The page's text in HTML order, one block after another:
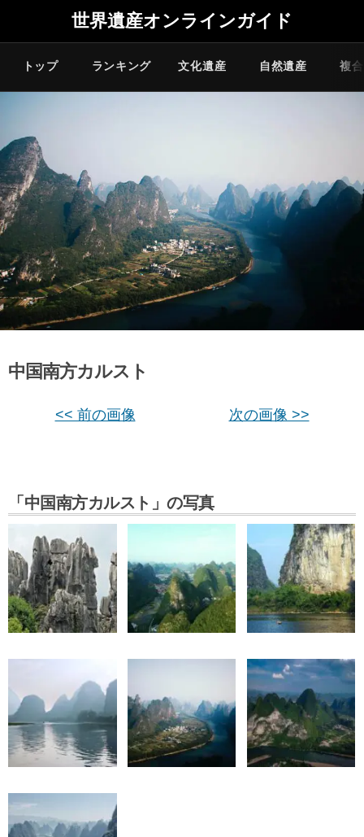
世界遺産オンラインガイド
トップ ランキング 文化遺産 自然遺産 複
中国南方カルスト
<< 前の画像 次の画像 >>
「中国南方カルスト」の写真